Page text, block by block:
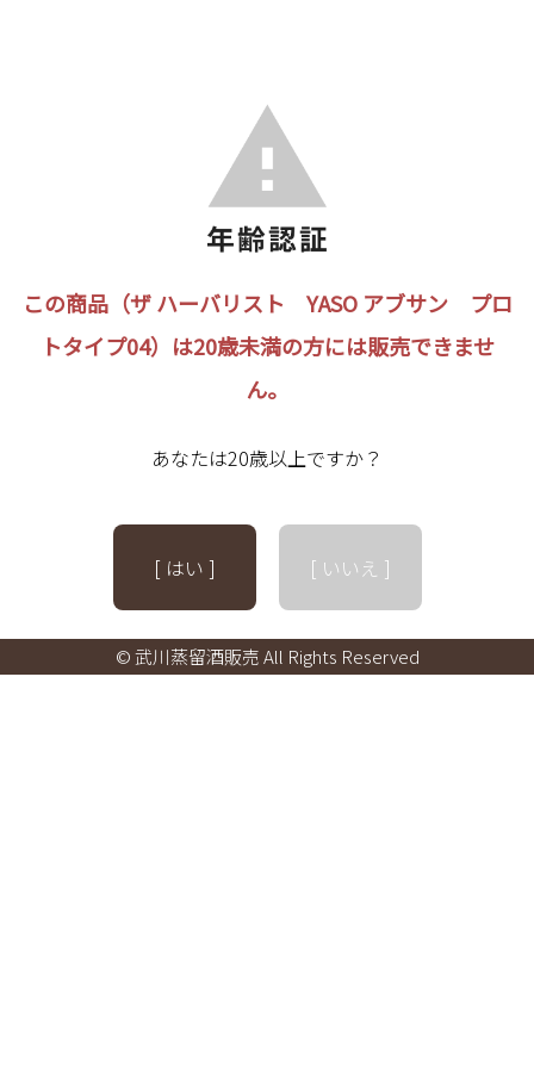
この商品（ザ ハーバリスト YASO アブサン プロ
トタイプ04）は20歳未満の方には販売できませ
ん。
あなたは20歳以上ですか？
[ はい ] [ いいえ ]
© 武川蒸留酒販売 All Rights Reserved